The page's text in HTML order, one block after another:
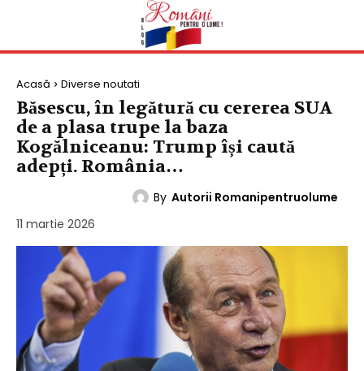
Acasă Diverse noutati
Băsescu, în legătură cu cererea SUA
de a plasa trupe la baza
Kogălniceanu: Trump își caută
adepți. România…
By Autorii Romanipentruolume
11 martie 2026